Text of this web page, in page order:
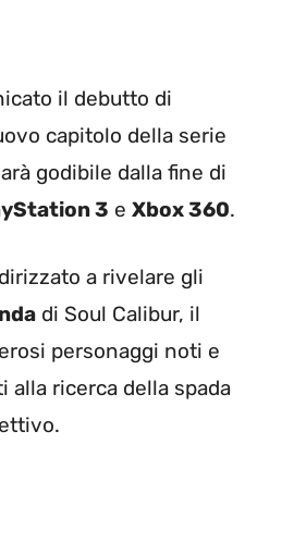
il debutto di
capitolo della serie
godibile dalla fine di
3 e Xbox 360.
a rivelare gli
di Soul Calibur, il
personaggi noti e
ricerca della spada